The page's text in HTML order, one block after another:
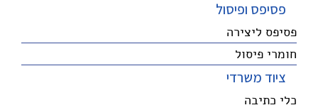
פסיפס ופיסול
פסיפס ליצירה
חומרי פיסול
ציוד משרדי
כלי כתיבה